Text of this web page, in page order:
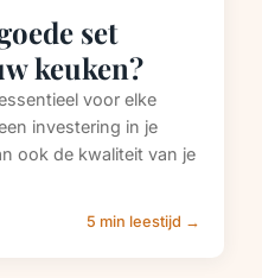
set
keuken?
voor elke
investering in je
ook de kwaliteit van je
5 min leestijd →